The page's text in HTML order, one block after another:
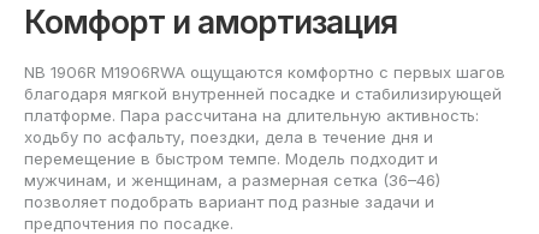
Комфорт и амортизация
NB 1906R M1906RWA ощущаются комфортно с первых шагов
благодаря мягкой внутренней посадке и стабилизирующей
платформе. Пара рассчитана на длительную активность:
ходьбу по асфальту, поездки, дела в течение дня и
перемещение в быстром темпе. Модель подходит и
мужчинам, и женщинам, а размерная сетка (36–46)
позволяет подобрать вариант под разные задачи и
предпочтения по посадке.